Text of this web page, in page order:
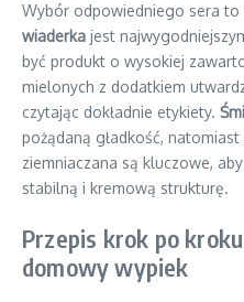
Wybór odpowiedniego sera to
wiaderka jest
być produkt o wysokiej
mielonych z dodatkiem
czytając dokładnie etykiety.
pożądaną gładkość, natomiast
ziemniaczana są kluczowe,
stabilną i kremową strukturę.
Przepis krok po
domowy wypiek